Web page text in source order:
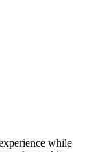
while